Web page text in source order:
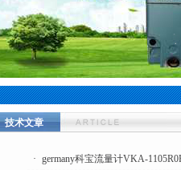
技术文章
·
germany科宝流量计VKA-